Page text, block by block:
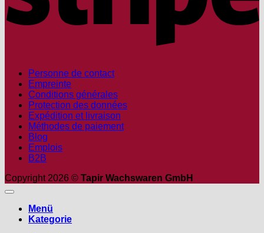
Personne de contact
Empreinte
Conditions générales
Protection des données
Expédition et livraison
Méthodes de paiement
Blog
Emplois
B2B
Copyright 2026 © Tapir Wachswaren GmbH
Menü
Kategorie